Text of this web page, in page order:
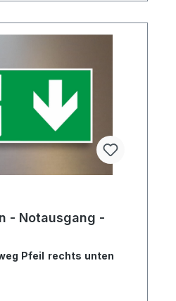
- Notausgang -
Pfeil rechts unten